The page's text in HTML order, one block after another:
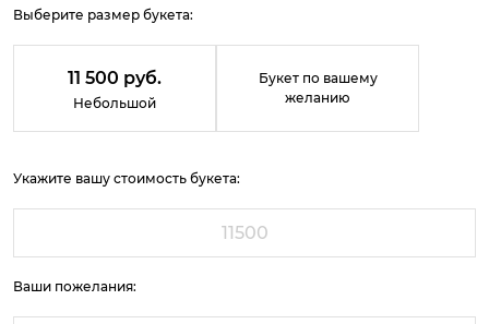
Выберите размер букета:
11 500 руб.
Небольшой
Букет по вашему
желанию
Укажите вашу стоимость букета:
Ваши пожелания: